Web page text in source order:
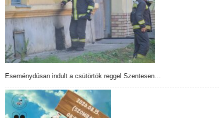
Eseménydúsan indult a csütörtök reggel Szentesen…